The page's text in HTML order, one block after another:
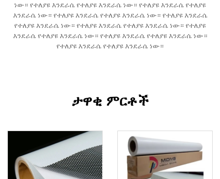
ነው። የተለያዩ እንደራሴ የተለያዩ እንደራሴ ነው። የተለያዩ እንደራሴ የተለያዩ
እንደራሴ ነው። የተለያዩ እንደራሴ የተለያዩ እንደራሴ ነው። የተለያዩ እንደራሴ
የተለያዩ እንደራሴ ነው። የተለያዩ እንደራሴ የተለያዩ እንደራሴ ነው። የተለያዩ
እንደራሴ የተለያዩ እንደራሴ ነው። የተለያዩ እንደራሴ የተለያዩ እንደራሴ ነው።
የተለያዩ እንደራሴ የተለያዩ እንደራሴ ነው።
ታዋቂ ምርቶች